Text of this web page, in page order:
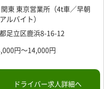
東 東京営業所（4t車／早朝
ルバイト）
足立区鹿浜8-16-12
円～14,000円
ドライバー求人詳細へ